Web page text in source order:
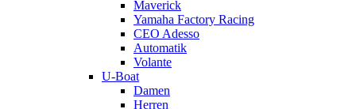
Maverick
Yamaha Factory Racing
CEO Adesso
Automatik
Volante
U-Boat
Damen
Herren